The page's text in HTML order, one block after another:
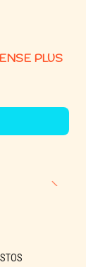
PLUS